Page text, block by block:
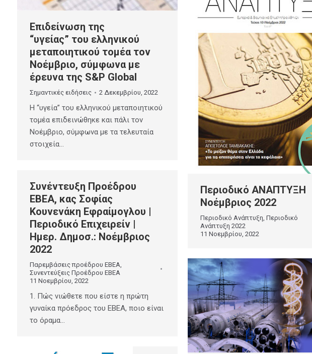
Επιδείνωση της
“υγείας” του ελληνικού
μεταποιητικού τομέα τον
Νοέμβριο, σύμφωνα με
έρευνα της S&P Global
Σημαντικές ειδήσεις 2 Δεκεμβρίου, 2022
Η “υγεία” του ελληνικού μεταποιητικού
τομέα επιδεινώθηκε και πάλι τον
Νοέμβριο, σύμφωνα με τα τελευταία
στοιχεία…
Περιοδικό ΑΝΑΠΤΥΞΗ
Νοέμβριος 2022
Περιοδικό Ανάπτυξη Περιοδικό
Ανάπτυξη 2022
11 Νοεμβρίου, 2022
Συνέντευξη Προέδρου
ΕΒΕΑ, κας Σοφίας
Κουνενάκη Εφραίμογλου |
Περιοδικό Επιχειρείν |
Ημερ. Δημοσ.: Νοέμβριος
2022
Παρεμβάσεις προέδρου ΕΒΕΑ,
Συνεντεύξεις Προέδρου EBEA
11 Νοεμβρίου, 2022
1. Πώς νιώθετε που είστε η πρώτη
γυναίκα πρόεδρος του ΕΒΕΑ, ποιο είναι
το όραμα…